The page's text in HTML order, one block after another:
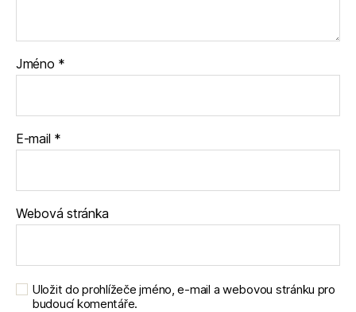
Jméno *
E-mail *
Webová stránka
Uložit do prohlížeče jméno, e-mail a webovou stránku pro
budoucí komentáře.